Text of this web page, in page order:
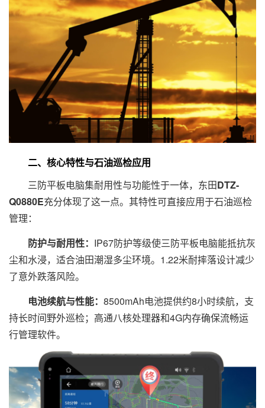
二、核心特性与石油巡检应用
三防平板电脑集耐用性与功能性于一体，东田DTZ-
Q0880E充分体现了这一点。其特性可直接应用于石油巡检
管理：
防护与耐用性： IP67防护等级使三防平板电脑能抵抗灰
尘和水浸，适合油田潮湿多尘环境。1.22米耐摔落设计减少
了意外跌落风险。
电池续航与性能： 8500mAh电池提供约8小时续航，支
持长时间野外巡检；高通八核处理器和4G内存确保流畅运
行管理软件。